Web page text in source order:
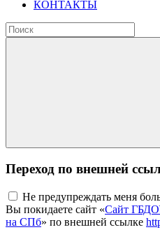
КОНТАКТЫ
Переход по внешней
Не предупреждать меня
Вы покидаете сайт «Сайт
на СПб» по внешней ссылке